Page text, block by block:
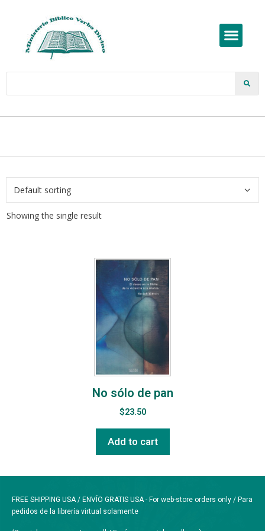
Showing the single result
No sólo de pan
$23.50
Add to cart
FREE SHIPPING USA / ENVÍO GRATIS USA - For web-store orders only / Para
pedidos de la librería virtual solamente